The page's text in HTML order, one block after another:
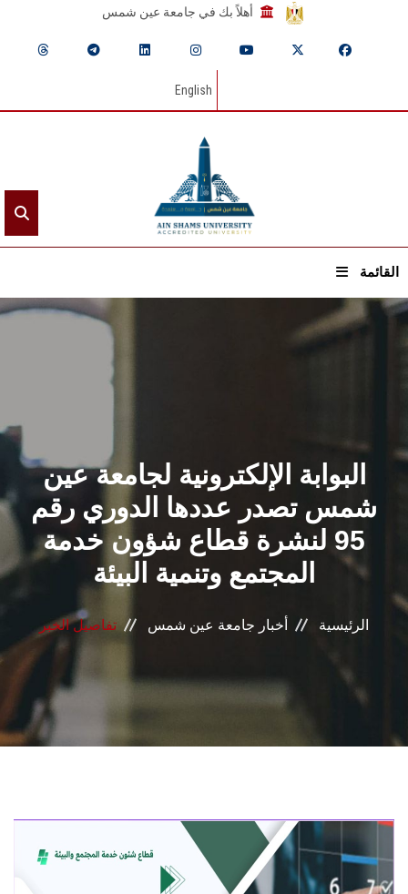
أهلاً بك في جامعة عين شمس
English
القائمة
القطاعـات
الشئون الأكاديمية
البحث العلمي
الرعاية الصحية
المراكز والوحدات
الأنظمة الذكية
الإعلام
الطلاب
البوابة الإلكترونية لجامعة عين
شمس تصدر عددها الدوري رقم
95 لنشرة قطاع شؤون خدمة
المجتمع وتنمية البيئة
الرئيسية أخبار جامعة عين شمس تفاصيل الخبر